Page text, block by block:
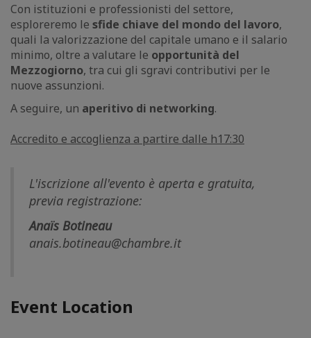
Con istituzioni e professionisti del settore,
esploreremo le sfide chiave del mondo del lavoro,
quali la valorizzazione del capitale umano e il salario
minimo, oltre a valutare le opportunità del
Mezzogiorno, tra cui gli sgravi contributivi per le
nuove assunzioni.
A seguire, un aperitivo di networking.
Accredito e accoglienza a partire dalle h17:30
L'iscrizione all'evento è aperta e gratuita,
previa registrazione:
Anaïs Botineau
anais.botineau@chambre.it
Event Location